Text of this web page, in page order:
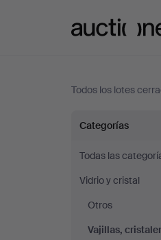
Todos los lotes
Vajillas,
y
Categorías
Todas las
Vidrio y cristal
Otros
Vajillas,